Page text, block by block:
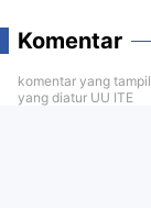
Komentar
komentar yang
yang diatur UU ITE